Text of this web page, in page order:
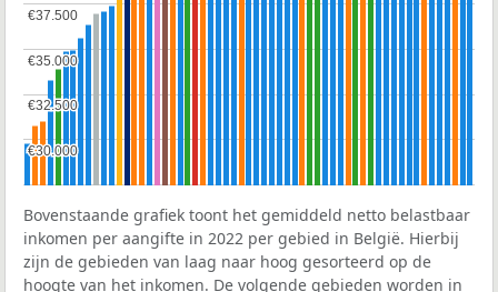
€30.000
€30.000
€32.500
€32.500
€35.000
€35.000
€37.500
€37.500
Bovenstaande grafiek toont het gemiddeld netto belastbaar
inkomen per aangifte in 2022 per gebied in België. Hierbij
zijn de gebieden van laag naar hoog gesorteerd op de
hoogte van het inkomen. De volgende gebieden worden in